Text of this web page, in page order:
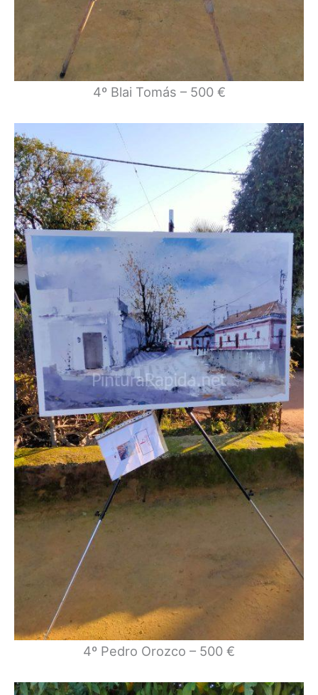
4º Blai Tomás – 500 €
4º Pedro Orozco – 500 €